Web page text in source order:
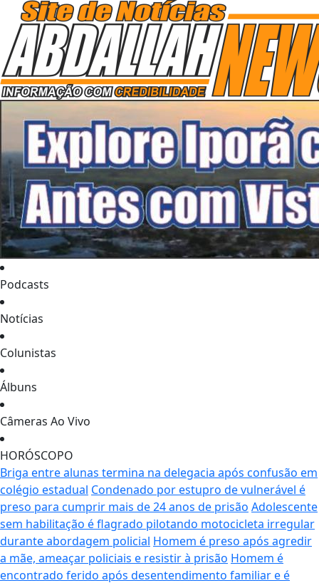
Podcasts
Notícias
Colunistas
Álbuns
Câmeras Ao Vivo
HORÓSCOPO
Briga entre alunas termina na delegacia após confusão em
colégio estadual Condenado por estupro de vulnerável é
preso para cumprir mais de 24 anos de prisão Adolescente
sem habilitação é flagrado pilotando motocicleta irregular
durante abordagem policial Homem é preso após agredir
a mãe, ameaçar policiais e resistir à prisão Homem é
encontrado ferido após desentendimento familiar e é